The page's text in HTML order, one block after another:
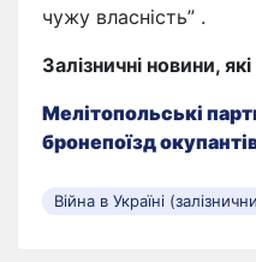
чужу власність” .
Залізничні новини,
Мелітопольські
бронепоїзд
Війна в Україні